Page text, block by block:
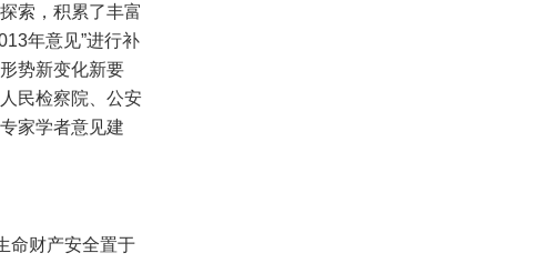
索，积累了丰富
年意见”进行补
势新变化新要
民检察院、公安
家学者意见建
命财产安全置于